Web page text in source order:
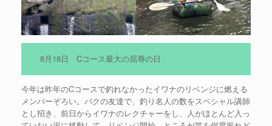
8月18日 Cコース最大の屈辱の日
今年は昨年のCコースで釣れなかったイワナのリベンジに燃える
メンバーぞろい。バクの友達で、釣り名人の数をスペシャル講師
とし招き、前日からイワナのレクチャーをし、人がほとんど入っ